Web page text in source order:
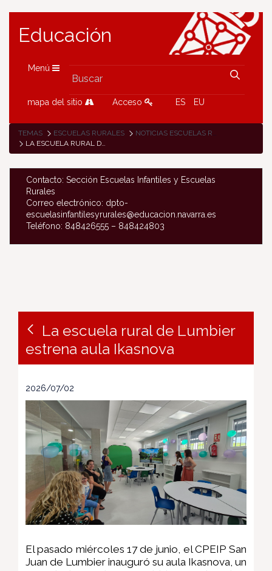
Educación
Menú
mapa del sitio Acceso ES EU
TEMAS ESCUELAS RURALES
NOTICIAS ESCUELAS RURALES
LA ESCUELA RURAL DE LUMBIER ESTRENA AULA IKASNOVA
Contacto: Sección Escuelas Infantiles y Escuelas
Rurales
Correo electrónico: dpto-
escuelasinfantilesyrurales@educacion.navarra.es
Teléfono: 848426555 – 848424803
La escuela rural de Lumbier
estrena aula Ikasnova
2026/07/02
El pasado miércoles 17 de junio, el CPEIP San
Juan de Lumbier inauguró su aula Ikasnova, un